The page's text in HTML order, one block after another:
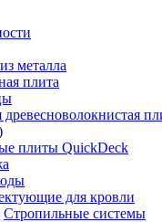
металла
плита
плиты QuickDeck
для кровли
Стропильные системы